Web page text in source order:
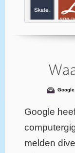
Google,
Google
melden